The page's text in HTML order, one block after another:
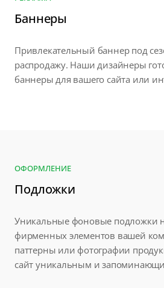
Баннеры
Привлекательный баннер под
распродажу. Наши дизайнеры
баннеры для вашего сайта или
ОФОРМЛЕНИЕ
Подложки
Уникальные фоновые подложки
фирменных элементов вашей
паттерны или фотографии
сайт уникальным и